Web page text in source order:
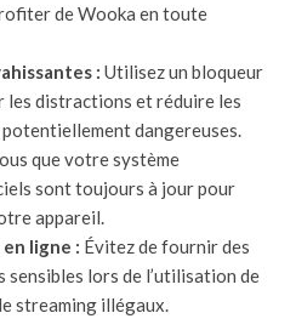
de Wooka en toute
: Utilisez un bloqueur
les distractions et réduire les
dangereuses.
que votre système
sont toujours à jour pour
appareil.
ligne : Évitez de fournir des
lors de l’utilisation de
streaming illégaux.